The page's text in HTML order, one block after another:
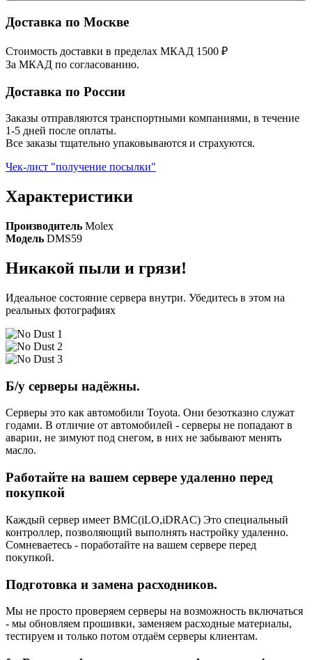
Доставка по Москве
Стоимость доставки в пределах МКАД 1500 ₽
За МКАД по согласованию.
Доставка по России
Заказы отправляются транспортными компаниями, в течение
1-5 дней после оплаты.
Все заказы тщательно упаковываются и страхуются.
Чек-лист "получение посылки"
Характеристики
Производитель Molex
Модель DMS59
Никакой пыли и грязи!
Идеальное состояние сервера внутри. Убедитесь в этом на
реальных фотографиях
Б/у серверы надёжны.
Серверы это как автомобили Toyota. Они безотказно служат
годами. В отличие от автомобилей - серверы не попадают в
аварии, не зимуют под снегом, в них не забывают менять
масло.
Работайте на вашем сервере удаленно перед
покупкой
Каждый сервер имеет BMC(iLO,iDRAC) Это специальный
контроллер, позволяющий выполнять настройку удаленно.
Сомневаетесь - поработайте на вашем сервере перед
покупкой.
Подготовка и замена расходников.
Мы не просто проверяем серверы на возможность включаться
- мы обновляем прошивки, заменяем расходные материалы,
тестируем и только потом отдаём серверы клиентам.